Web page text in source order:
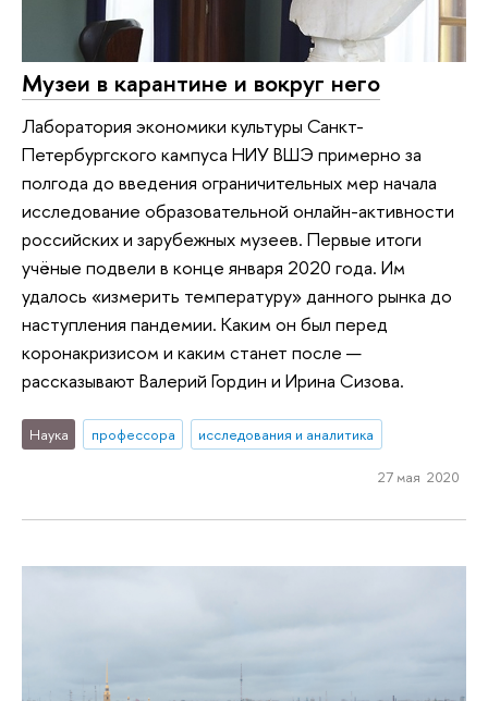
Музеи в карантине и вокруг него
Лаборатория экономики культуры Санкт-
Петербургского кампуса НИУ ВШЭ примерно за
полгода до введения ограничительных мер начала
исследование образовательной онлайн-активности
российских и зарубежных музеев. Первые итоги
учёные подвели в конце января 2020 года. Им
удалось «измерить температуру» данного рынка до
наступления пандемии. Каким он был перед
коронакризисом и каким станет после —
рассказывают Валерий Гордин и Ирина Сизова.
Наука профессора исследования и аналитика
27 мая 2020